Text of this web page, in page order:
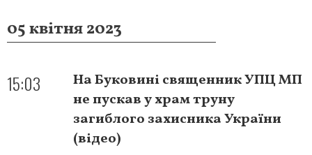
05 квітня 2023
15:03
На Буковині священник УПЦ МП
не пускав у храм труну
загиблого захисника України
(відео)